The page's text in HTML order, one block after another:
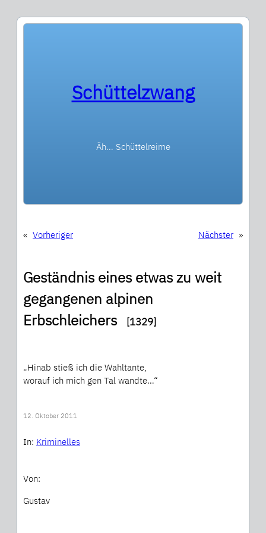
Schüttelzwang
Äh… Schüttelreime
« Vorheriger Nächster »
Geständnis eines etwas zu weit
gegangenen alpinen
Erbschleichers [1329]
„Hinab stieß ich die Wahltante,
worauf ich mich gen Tal wandte…“
12. Oktober 2011
In: Kriminelles
Von:
Gustav